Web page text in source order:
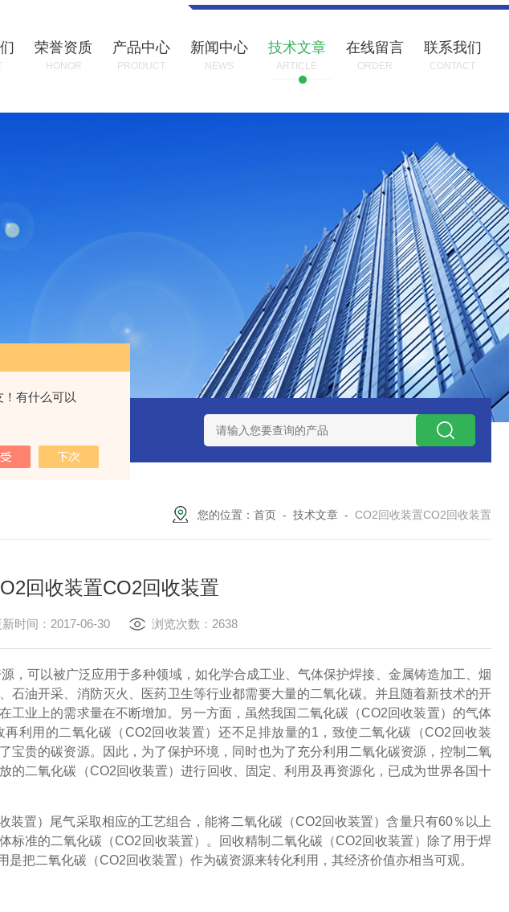
有什么可以
荣誉资质
HONOR
产品中心
PRODUCT
新闻中心
NEWS
技术文章
ARTICLE
在线留言
ORDER
联系我们
CONTACT
2万吨二氧化碳捕集液化装置 3万吨-100万吨撬装式煤层气脱酸气设备
您的位置： 首页 - 技术文章 - CO2回收装置CO2回收装置
回收装置CO2回收装置
新时间：2017-06-30 浏览次数：2638
，可以被广泛应用于多种领域，如化学合成工业、气体保护焊接、金属铸造加工、烟
石油开采、消防灭火、医药卫生等行业都需要大量的二氧化碳。并且随着新技术的开
工业上的需求量在不断增加。另一方面，虽然我国二氧化碳（CO2回收装置）的气体
利用的二氧化碳（CO2回收装置）还不足排放量的1，致使二氧化碳（CO2回收装
宝贵的碳资源。因此，为了保护环境，同时也为了充分利用二氧化碳资源，控制二氧
的二氧化碳（CO2回收装置）进行回收、固定、利用及再资源化，已成为世界各国十
装置）尾气采取相应的工艺组合，能将二氧化碳（CO2回收装置）含量只有60％以上
标准的二氧化碳（CO2回收装置）。回收精制二氧化碳（CO2回收装置）除了用于焊
把二氧化碳（CO2回收装置）作为碳资源来转化利用，其经济价值亦相当可观。